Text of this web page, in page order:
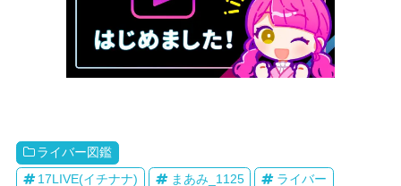
ライバー図鑑
17LIVE(イチナナ)
まあみ_1125 ライバー